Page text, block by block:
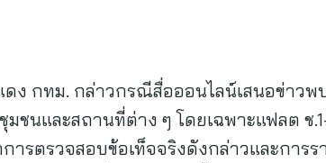
กทม. กล่าวกรณีสื่อออนไลน์เสนอข่าวพบ
ชนและสถานที่ต่าง ๆ โดยเฉพาะแฟลต ช
ารตรวจสอบข้อเท็จจริงดังกล่าวและการ